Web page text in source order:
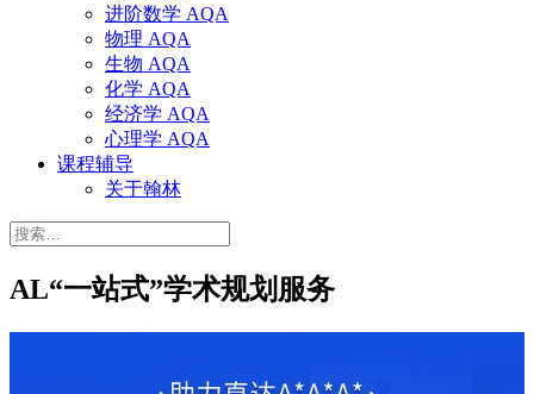
进阶数学 AQA
物理 AQA
生物 AQA
化学 AQA
经济学 AQA
心理学 AQA
课程辅导
关于翰林
搜
AL“一站式”学术规划服务